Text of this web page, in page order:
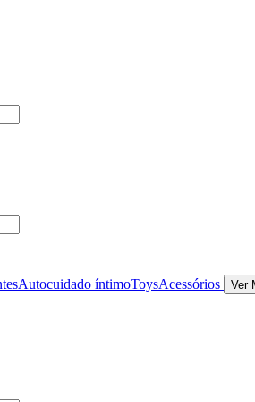
Autocuidado íntimoToysAcessórios Ver